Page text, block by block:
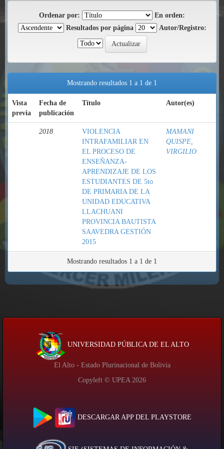
Ordenar por:
En orden:
Resultados por página
Autor/Registro:
Mostrando resultados 1 a 1 de 1
Vista
previa
Fecha de
publicación
Título Autor(es)
2018
VIOLENCIA
INTRAFAMILIAR EN
EL PROCESO DE
ENSEÑANZA-
APRENDIZAJE DE LOS
ESTUDIANTES DE 5to
DE PRIMARIA DE LA
UNIDAD EDUCATIVA
LLACHUANI
PROVINCIA BAUTISTA
SAAVEDRA GESTIÓN
2015
MAMANI
QUISPE,
VIRGILIO
Mostrando resultados 1 a 1 de 1
UNIVERSIDAD PÚBLICA DE EL ALTO
El Alto - Estado Plurinacional de Bolivia
Copyleft © UPEA 2026
DESCARGAR APP DEL PLAYSTORE